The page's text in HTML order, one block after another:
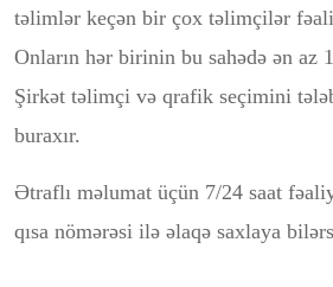
təlimlər keçən bir çox təlimçilər
Onların hər birinin bu sahədə ən az
Şirkət təlimçi və qrafik seçimini
buraxır.
Ətraflı məlumat üçün 7/24 saat
qısa nömərəsi ilə əlaqə saxlaya